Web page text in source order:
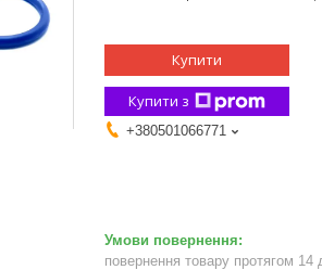
Купити
Купити з
+380501066771
повернення товару протягом 14